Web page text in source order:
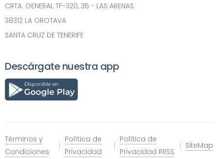
CRTA. GENERAL TF-320, 35 - LAS ARENAS
38312 LA OROTAVA
SANTA CRUZ DE TENERIFE
Descárgate nuestra app
Términos y
Condiciones
Política de
Privacidad
Política de
Privacidad RRSS
SiteMap